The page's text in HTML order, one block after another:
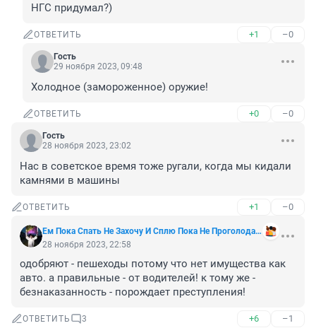
НГС придумал?)
ОТВЕТИТЬ +1 –0
Гость
29 ноября 2023, 09:48
Холодное (замороженное) оружие!
ОТВЕТИТЬ +0 –0
Гость
28 ноября 2023, 23:02
Нас в советское время тоже ругали, когда мы кидали
камнями в машины
ОТВЕТИТЬ +1 –0
Ем Пока Спать Не Захочу И Сплю Пока Не Проголодаюсь
28 ноября 2023, 22:58
одобряют - пешеходы потому что нет имущества как
авто. а правильные - от водителей! к тому же -
безнаказанность - порождает преступления!
ОТВЕТИТЬ 3 +6 –1